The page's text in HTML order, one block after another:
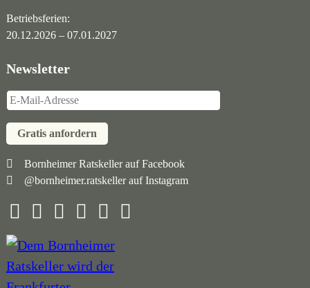
Betriebsferien:
20.12.2026 – 07.01.2027
Newsletter
Gratis anfordern
Navigation
überspringen
Bornheimer Ratskeller auf Facebook
@bornheimer.ratskeller auf Instagram